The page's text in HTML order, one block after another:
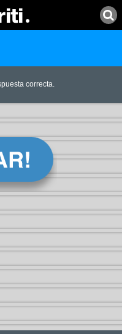
correcta.